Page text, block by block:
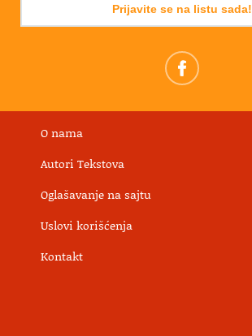
Prijavite se na listu sada!
O nama
Autori Tekstova
Oglašavanje na sajtu
Uslovi korišćenja
Kontakt